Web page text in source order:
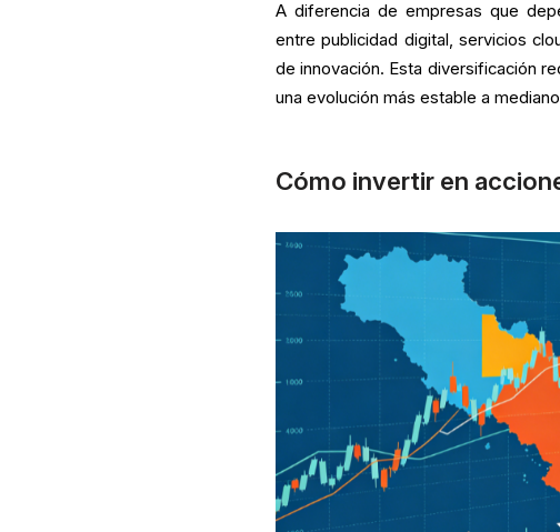
A diferencia de empresas que
entre publicidad digital, servicios
de innovación. Esta diversificación
una evolución más estable a
Cómo invertir en